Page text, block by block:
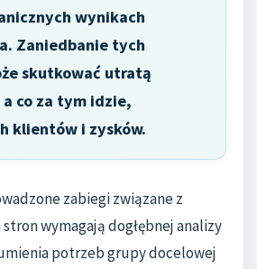
wynikach
Zaniedbanie tych
skutkować utratą
co za tym idzie,
klientów i zysków.
zabiegi związane z
wymagają dogłębnej analizy
potrzeb grupy docelowej